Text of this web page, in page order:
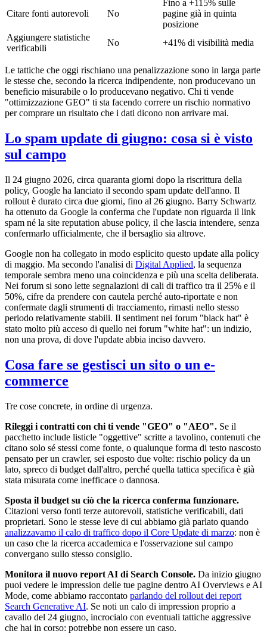
Citare fonti autorevoli No
Fino a +115% sulle
pagine già in quinta
posizione
Aggiungere statistiche
verificabili
No +41% di visibilità media
Le tattiche che oggi rischiano una penalizzazione sono in larga parte
le stesse che, secondo la ricerca indipendente, non producevano un
beneficio misurabile o lo producevano negativo. Chi ti vende
"ottimizzazione GEO" ti sta facendo correre un rischio normativo
per comprare un risultato che i dati dicono non arrivare mai.
Lo spam update di giugno: cosa si è visto
sul campo
Il 24 giugno 2026, circa quaranta giorni dopo la riscrittura della
policy, Google ha lanciato il secondo spam update dell'anno. Il
rollout è durato circa due giorni, fino al 26 giugno. Barry Schwartz
ha ottenuto da Google la conferma che l'update non riguarda il link
spam né la site reputation abuse policy, il che lascia intendere, senza
confermarlo ufficialmente, che il bersaglio sia altrove.
Google non ha collegato in modo esplicito questo update alla policy
di maggio. Ma secondo l'analisi di Digital Applied, la sequenza
temporale sembra meno una coincidenza e più una scelta deliberata.
Nei forum si sono lette segnalazioni di cali di traffico tra il 25% e il
50%, cifre da prendere con cautela perché auto-riportate e non
confermate dagli strumenti di tracciamento, rimasti nello stesso
periodo relativamente stabili. Il sentiment nei forum "black hat" è
stato molto più acceso di quello nei forum "white hat": un indizio,
non una prova, di dove l'update abbia inciso davvero.
Cosa fare se gestisci un sito o un e-
commerce
Tre cose concrete, in ordine di urgenza.
Rileggi i contratti con chi ti vende "GEO" o "AEO". Se il
pacchetto include listicle "oggettive" scritte a tavolino, contenuti che
citano solo sé stessi come fonte, o qualunque forma di testo nascosto
pensato per un crawler, sei esposto due volte: rischio policy da un
lato, spreco di budget dall'altro, perché quella tattica specifica è già
stata misurata come inefficace o dannosa.
Sposta il budget su ciò che la ricerca conferma funzionare.
Citazioni verso fonti terze autorevoli, statistiche verificabili, dati
proprietari. Sono le stesse leve di cui abbiamo già parlato quando
analizzavamo il calo di traffico dopo il Core Update di marzo: non è
un caso che la ricerca accademica e l'osservazione sul campo
convergano sullo stesso consiglio.
Monitora il nuovo report AI di Search Console. Da inizio giugno
puoi vedere le impression delle tue pagine dentro AI Overviews e AI
Mode, come abbiamo raccontato parlando del rollout dei report
Search Generative AI. Se noti un calo di impression proprio a
cavallo del 24 giugno, incrocialo con eventuali tattiche aggressive
che hai in corso: potrebbe non essere un caso.